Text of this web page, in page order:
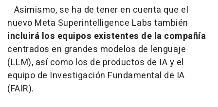
Asimismo, se ha de tener en cuenta que el
nuevo Meta Superintelligence Labs también
incluirá los equipos existentes de la compañía
centrados en grandes modelos de lenguaje
(LLM), así como los de productos de IA y el
equipo de Investigación Fundamental de IA
(FAIR).